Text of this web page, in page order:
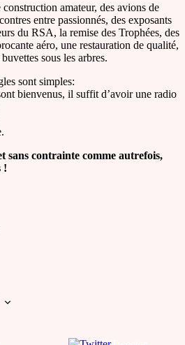
construction amateur, des avions de
entre passionnés, des exposants
du RSA, la remise des Trophées, des
aéro, une restauration de qualité,
sous les arbres.
sont simples:
bienvenus, il suffit d’avoir une radio
sans contrainte comme autrefois,
!